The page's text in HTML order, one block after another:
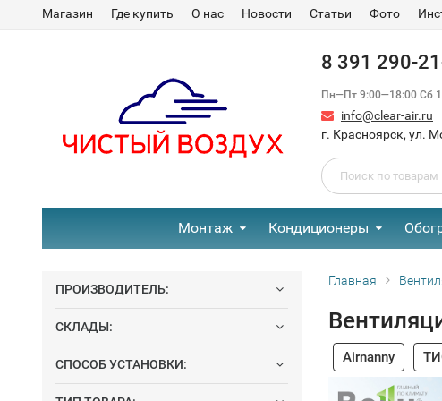
Магазин Где купить О нас Новости Статьи Фото
8 391 290-
Пн—Пт 9:00—18:00 Сб
info@clear-air.ru
г. Красноярск, ул.
Монтаж Кондиционеры
ПРОИЗВОДИТЕЛЬ:
СКЛАДЫ:
СПОСОБ УСТАНОВКИ:
Главная
Airnanny